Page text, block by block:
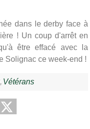
dans le derby face à
! Un coup d'arrêt en
être effacé avec la
Solignac ce week-end !
Vétérans